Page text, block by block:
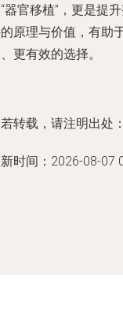
器官移植”，更是提
原理与价值，有助
更有效的选择。
转载，请注明出处
时间：2026-08-07